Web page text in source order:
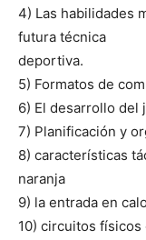
4) Las habilidades
futura técnica
deportiva.
5) Formatos de
6) El desarrollo del
7) Planificación y
8) características
naranja
9) la entrada en
10) circuitos